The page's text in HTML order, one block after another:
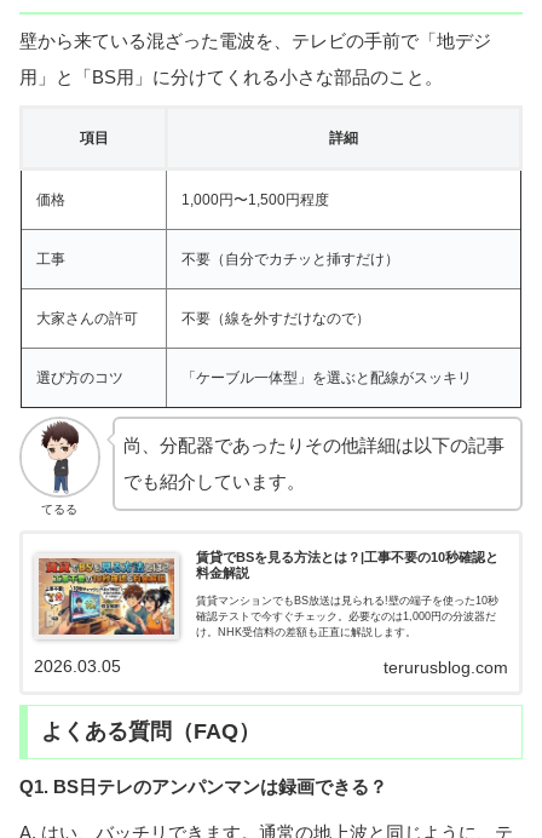
壁から来ている混ざった電波を、テレビの手前で「地デジ
用」と「BS用」に分けてくれる小さな部品のこと。
項目 詳細
価格 1,000円〜1,500円程度
工事 不要（自分でカチッと挿すだけ）
大家さんの許可 不要（線を外すだけなので）
選び方のコツ 「ケーブル一体型」を選ぶと配線がスッキリ
てるる
尚、分配器であったりその他詳細は以下の記事
でも紹介しています。
賃貸でBSを見る方法とは？|工事不要の10秒確認と
料金解説
賃貸マンションでもBS放送は見られる!壁の端子を使った10秒
確認テストで今すぐチェック。必要なのは1,000円の分波器だ
け。NHK受信料の差額も正直に解説します。
terurusblog.com
2026.03.05
よくある質問（FAQ）
Q1. BS日テレのアンパンマンは録画できる？
A. はい、バッチリできます。通常の地上波と同じように、テ